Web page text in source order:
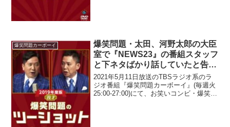
爆笑問題カーボーイ
爆笑問題・太田、河野太郎の大臣
室で『NEWS23』の番組スタッフ
と下ネタばかり話していたと告白
「大臣室で話すことじゃないだろ
って(笑)」
2021年5月11日放送のTBSラジオ系のラ
ジオ番組『爆笑問題カーボーイ』(毎週火
25:00-27:00)にて、お笑いコンビ・爆笑問